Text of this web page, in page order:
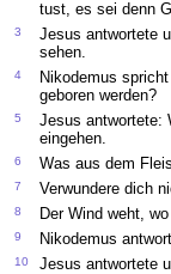
tust, es sei denn
3
Jesus antwortete
sehen.
4
Nikodemus
geboren werden?
5
Jesus antwortete:
eingehen.
6 Was aus dem
7 Verwundere dich
8 Der Wind weht,
9 Nikodemus
10 Jesus antwortete